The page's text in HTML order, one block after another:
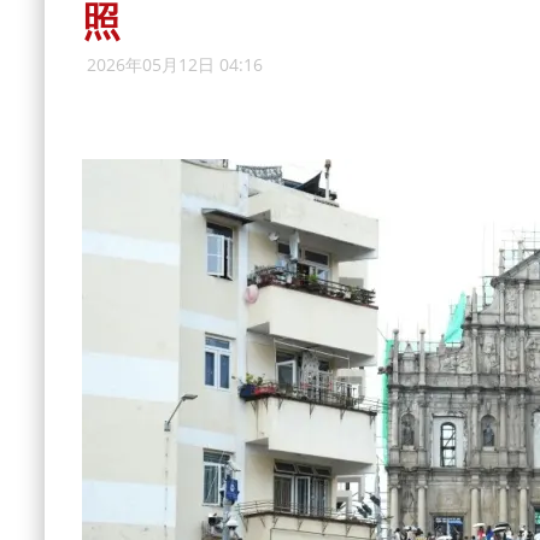
照
2026年05月12日 04:16